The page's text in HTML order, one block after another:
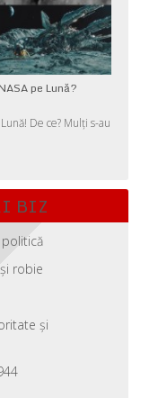
pe Lună?
De ce? Mulţi s-au
BIZ
robie
şi